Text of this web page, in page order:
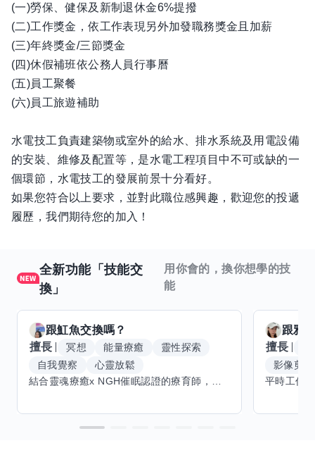
(一)勞保、健保及新制退休金6%提撥
(二)工作獎金，依工作表現另外加發職務獎金且加薪
(三)年終獎金/三節獎金
(四)休假補班依公務人員行事曆
(五)員工聚餐
(六)員工旅遊補助
水電技工負責建築物或室外的給水、排水系統及用電設備
的安裝、維修及配置等，是水電工程項目中不可或缺的一
個環節，水電技工的發展前景十分看好。
如果您符合以上要求，並對此職位感興趣，歡迎您的投遞
履歷，我們期待您的加入！
全新功能「技能交
換」
用你會的，換你想學的技
能
跟魟魚交換嗎？
擅長
冥想 能量療癒
靈性探索
自我覺察
心靈放鬆
跟雅
擅長
影像剪